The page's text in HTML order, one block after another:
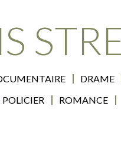
DRAME
POLICIER ROMANCE